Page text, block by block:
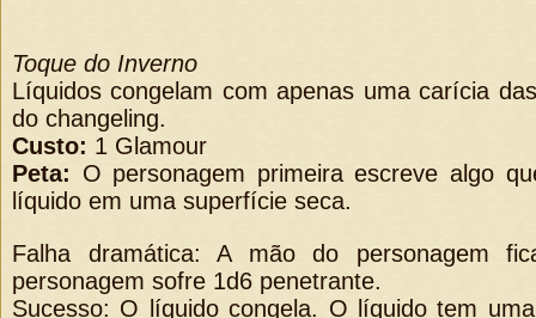
Toque do Inverno
Líquidos congelam com apenas uma carícia
do changeling.
Custo: 1 Glamour
Peta: O personagem primeira escreve algo
líquido em uma superfície seca.
Falha dramática: A mão do personagem
personagem sofre 1d6 penetrante.
Sucesso: O líquido congela. O líquido tem